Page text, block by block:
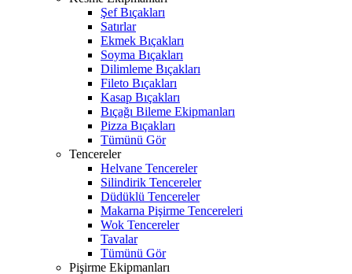
Şef Bıçakları
Satırlar
Ekmek Bıçakları
Soyma Bıçakları
Dilimleme Bıçakları
Fileto Bıçakları
Kasap Bıçakları
Bıçağı Bileme Ekipmanları
Pizza Bıçakları
Tümünü Gör
Tencereler
Helvane Tencereler
Silindirik Tencereler
Düdüklü Tencereler
Makarna Pişirme Tencereleri
Wok Tencereler
Tavalar
Tümünü Gör
Pişirme Ekipmanları